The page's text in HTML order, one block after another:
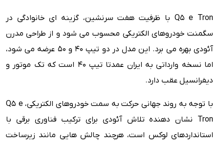
Q5 e Tron با ظرفیت هفت سرنشین، گزینه ای خانوادگی در
سگمنت خودروهای الکتریکی محسوب می شود و از طراحی مدرن
آئودی بهره می برد. این مدل در دو تیپ 40 و 50 عرضه می شود،
اما نسخه وارداتی به ایران عمدتا تیپ 40 است که تک موتور و
دیفرانسیل عقب دارد.
با توجه به روند جهانی حرکت به سمت خودروهای الکتریکی، Q5 e
Tron نشان دهنده تلاش آئودی برای ترکیب فناوری برقی با
استانداردهای لوکس است، هرچند چالش هایی مانند زیرساخت